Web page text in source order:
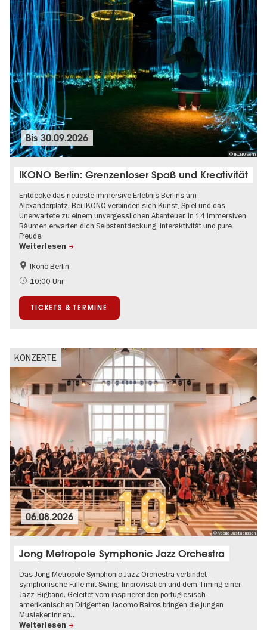
© IKONO Berlin
Bis30.09.2026
IKONO Berlin: Grenzenloser Spaß und Kreativität
Entdecke das neueste immersive Erlebnis Berlins am
Alexanderplatz. Bei IKONO verbinden sich Kunst, Spiel und das
Unerwartete zu einem unvergesslichen Abenteuer. In 14 immersiven
Räumen erwarten dich Selbstentdeckung, Interaktivität und pure
Freude.
Weiterlesen
Kinder
Kultursommer
Ikono Berlin
10:00 Uhr
TICKETS & TERMINE
KONZERTE
© Veerle Bastiaanssen
06.08.2026
Jong Metropole Symphonic Jazz Orchestra
Das Jong Metropole Symphonic Jazz Orchestra verbindet
symphonische Fülle mit Swing, Improvisation und dem Timing einer
Jazz-Bigband. Geleitet vom inspirierenden portugiesisch-
amerikanischen Dirigenten Jacomo Bairos bringen die jungen
Musieker:innen…
Weiterlesen